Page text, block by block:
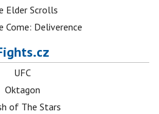
Elder Scrolls
Come: Deliverence
UFC
Oktagon
of The Stars